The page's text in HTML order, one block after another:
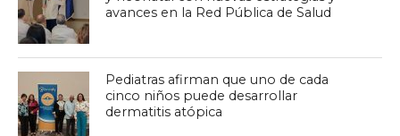
avances en la Red Pública de Salud
Pediatras afirman que uno de cada
cinco niños puede desarrollar
dermatitis atópica